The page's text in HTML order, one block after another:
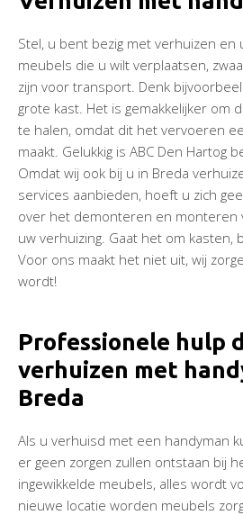
Stel, u bent bezig met verhuizen en
meubels die u wilt verplaatsen,
zijn voor transport. Denk
grote kast. Het is gemakkelijker om
te halen, omdat dit het vervoeren
maakt. Gelukkig is ABC Den Hartog
Omdat wij ook bij u in Breda
services aanbieden, hoeft u zich
over het demonteren en monteren
uw verhuizing. Gaat het om kasten,
Voor ons maakt het niet uit, wij
wordt!
Professionele hulp
verhuizen met
Breda
Als u verhuisd met een handyman
er geen zorgen zullen ontstaan bij
ingewikkelde meubels, alles wordt
nieuwe locatie worden meubels